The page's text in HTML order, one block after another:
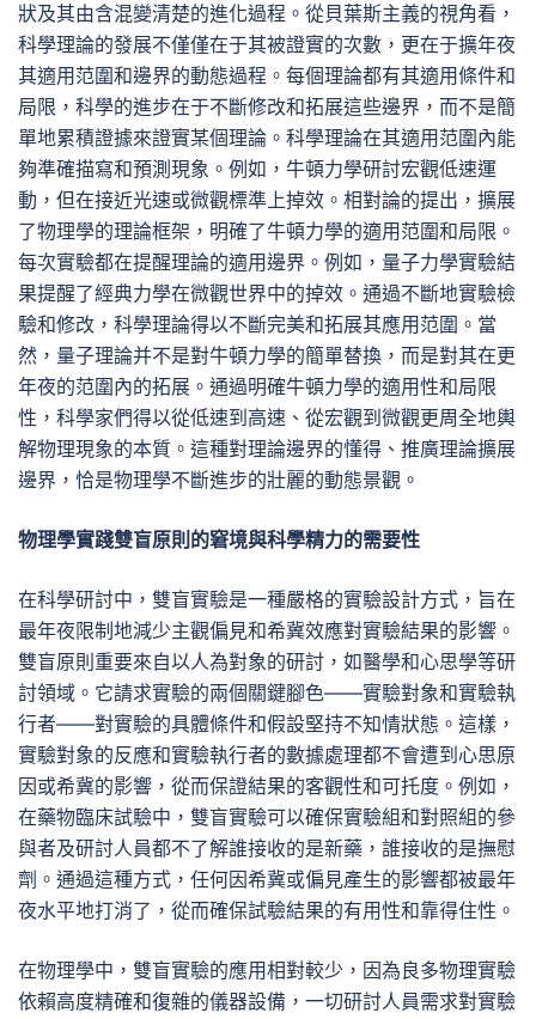
狀及其由含混變清楚的進化過程。從貝葉斯主義的視角看，
科學理論的發展不僅僅在于其被證實的次數，更在于擴年夜
其適用范圍和邊界的動態過程。每個理論都有其適用條件和
局限，科學的進步在于不斷修改和拓展這些邊界，而不是簡
單地累積證據來證實某個理論。科學理論在其適用范圍內能
夠準確描寫和預測現象。例如，牛頓力學研討宏觀低速運
動，但在接近光速或微觀標準上掉效。相對論的提出，擴展
了物理學的理論框架，明確了牛頓力學的適用范圍和局限。
每次實驗都在提醒理論的適用邊界。例如，量子力學實驗結
果提醒了經典力學在微觀世界中的掉效。通過不斷地實驗檢
驗和修改，科學理論得以不斷完美和拓展其應用范圍。當
然，量子理論并不是對牛頓力學的簡單替換，而是對其在更
年夜的范圍內的拓展。通過明確牛頓力學的適用性和局限
性，科學家們得以從低速到高速、從宏觀到微觀更周全地輿
解物理現象的本質。這種對理論邊界的懂得、推廣理論擴展
邊界，恰是物理學不斷進步的壯麗的動態景觀。
物理學實踐雙盲原則的窘境與科學精力的需要性
在科學研討中，雙盲實驗是一種嚴格的實驗設計方式，旨在
最年夜限制地減少主觀偏見和希冀效應對實驗結果的影響。
雙盲原則重要來自以人為對象的研討，如醫學和心思學等研
討領域。它請求實驗的兩個關鍵腳色——實驗對象和實驗執
行者——對實驗的具體條件和假設堅持不知情狀態。這樣，
實驗對象的反應和實驗執行者的數據處理都不會遭到心思原
因或希冀的影響，從而保證結果的客觀性和可托度。例如，
在藥物臨床試驗中，雙盲實驗可以確保實驗組和對照組的參
與者及研討人員都不了解誰接收的是新藥，誰接收的是撫慰
劑。通過這種方式，任何因希冀或偏見產生的影響都被最年
夜水平地打消了，從而確保試驗結果的有用性和靠得住性。
在物理學中，雙盲實驗的應用相對較少，因為良多物理實驗
依賴高度精確和復雜的儀器設備，一切研討人員需求對實驗